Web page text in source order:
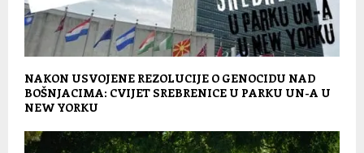
NAKON USVOJENE REZOLUCIJE O GENOCIDU NAD
BOŠNJACIMA: CVIJET SREBRENICE U PARKU UN-A U
NEW YORKU